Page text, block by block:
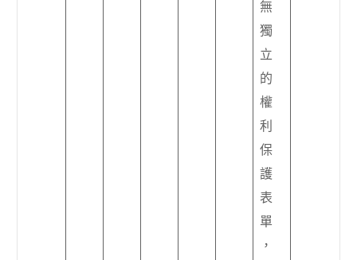
無
獨
立
的
權
利
保
護
表
單
，